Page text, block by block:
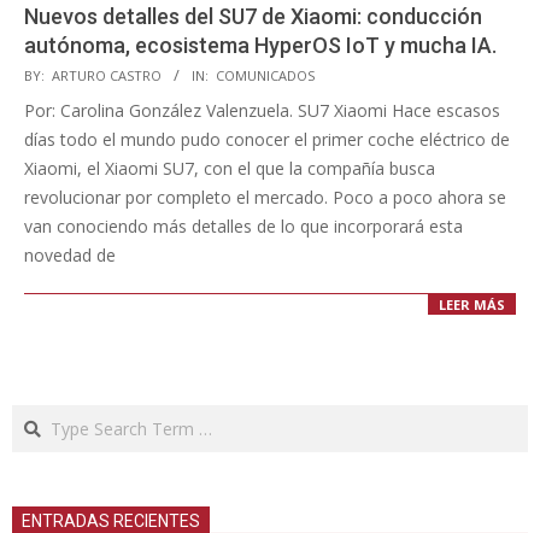
Nuevos detalles del SU7 de Xiaomi: conducción
autónoma, ecosistema HyperOS IoT y mucha IA.
2024-
01-
03
BY: ARTURO CASTRO IN: COMUNICADOS
Por: Carolina González Valenzuela. SU7 Xiaomi Hace escasos
días todo el mundo pudo conocer el primer coche eléctrico de
Xiaomi, el Xiaomi SU7, con el que la compañía busca
revolucionar por completo el mercado. Poco a poco ahora se
van conociendo más detalles de lo que incorporará esta
novedad de
LEER MÁS
Search
ENTRADAS RECIENTES